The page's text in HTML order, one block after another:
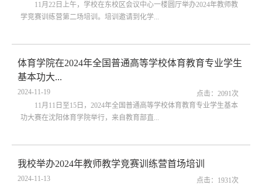
11月22日上午，学校在东校区会议中心一楼圆厅举办2024年教师教
学竞赛训练营第二场培训。培训邀请到化学...
体育学院在2024年全国普通高等学校体育教育专业学生
基本功大...
2024-11-19 点击： 2091次
11月11日至15日，2024年全国普通高等学校体育教育专业学生基本
功大赛在沈阳体育学院举行，来自教育部直...
我校举办2024年教师教学竞赛训练营首场培训
2024-11-13 点击： 1931次